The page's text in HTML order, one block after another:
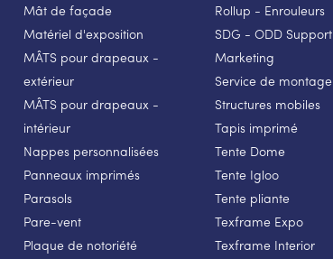
Mât de façade
Matériel d'exposition
MÂTS pour drapeaux -
extérieur
MÂTS pour drapeaux -
intérieur
Nappes personnalisées
Panneaux imprimés
Parasols
Pare-vent
Plaque de notoriété
Rollup - Enrouleurs
SDG - ODD Support
Marketing
Service de montage
Structures mobiles
Tapis imprimé
Tente Dome
Tente Igloo
Tente pliante
Texframe Expo
Texframe Interior